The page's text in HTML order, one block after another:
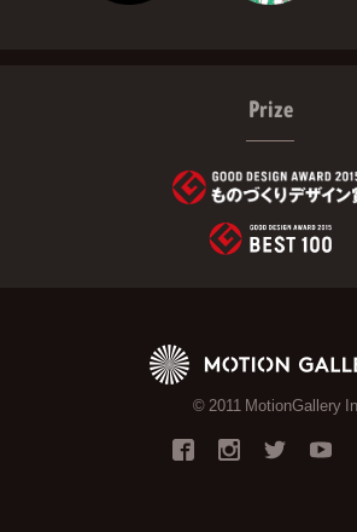
Prize
© 2011 MotionGallery